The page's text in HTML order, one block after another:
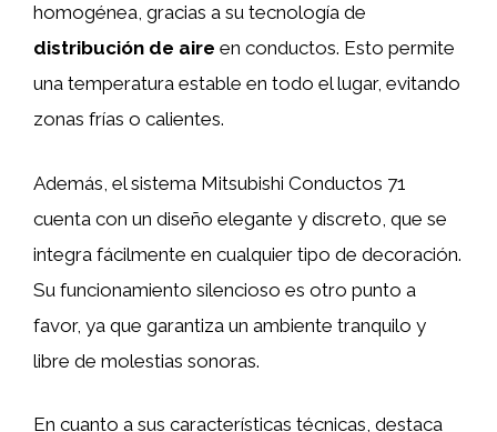
homogénea, gracias a su tecnología de
distribución de aire en conductos. Esto permite
una temperatura estable en todo el lugar, evitando
zonas frías o calientes.
Además, el sistema Mitsubishi Conductos 71
cuenta con un diseño elegante y discreto, que se
integra fácilmente en cualquier tipo de decoración.
Su funcionamiento silencioso es otro punto a
favor, ya que garantiza un ambiente tranquilo y
libre de molestias sonoras.
En cuanto a sus características técnicas, destaca